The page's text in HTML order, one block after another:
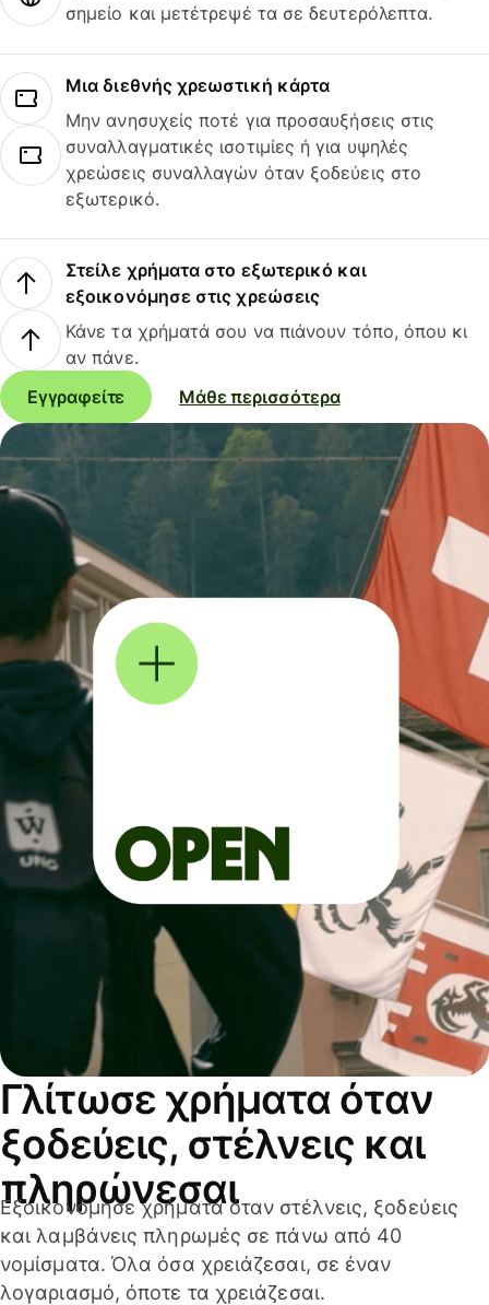
σημείο και μετέτρεψέ τα σε δευτερόλεπτα.
Μια διεθνής χρεωστική κάρτα
Μην ανησυχείς ποτέ για προσαυξήσεις στις
συναλλαγματικές ισοτιμίες ή για υψηλές
χρεώσεις συναλλαγών όταν ξοδεύεις στο
εξωτερικό.
Στείλε χρήματα στο εξωτερικό και
εξοικονόμησε στις χρεώσεις
Κάνε τα χρήματά σου να πιάνουν τόπο, όπου κι
αν πάνε.
Εγγραφείτε
Μάθε περισσότερα
Γλίτωσε χρήματα όταν
ξοδεύεις, στέλνεις και
πληρώνεσαι
Εξοικονόμησε χρήματα όταν στέλνεις, ξοδεύεις
και λαμβάνεις πληρωμές σε πάνω από 40
νομίσματα. Όλα όσα χρειάζεσαι, σε έναν
λογαριασμό, όποτε τα χρειάζεσαι.